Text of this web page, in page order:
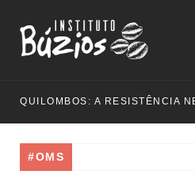
QUILOMBOS: A RESISTÊNCIA
#OMS